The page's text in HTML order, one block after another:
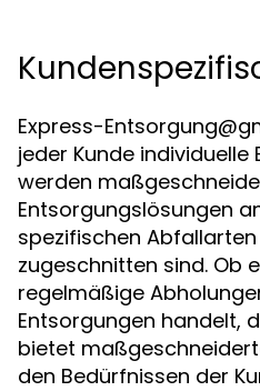
Express-
jeder Kunde individuelle
werden
Entsorgungslösungen
spezifischen
zugeschnitten sind. Ob
regelmäßige
Entsorgungen handelt,
bietet
den Bedürfnissen der